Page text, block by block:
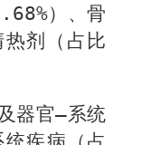
. 68%）、骨
剂（占比
器官—系统